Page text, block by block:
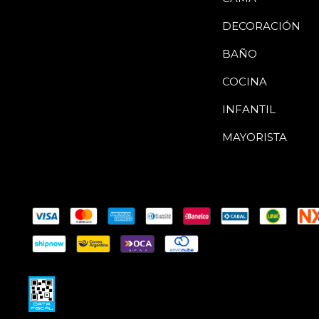
DECORACIÓN
BAÑO
COCINA
INFANTIL
MAYORISTA